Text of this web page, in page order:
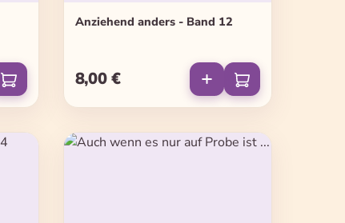
Anziehend anders - Band 12
Regulärer Preis:
8,00 €